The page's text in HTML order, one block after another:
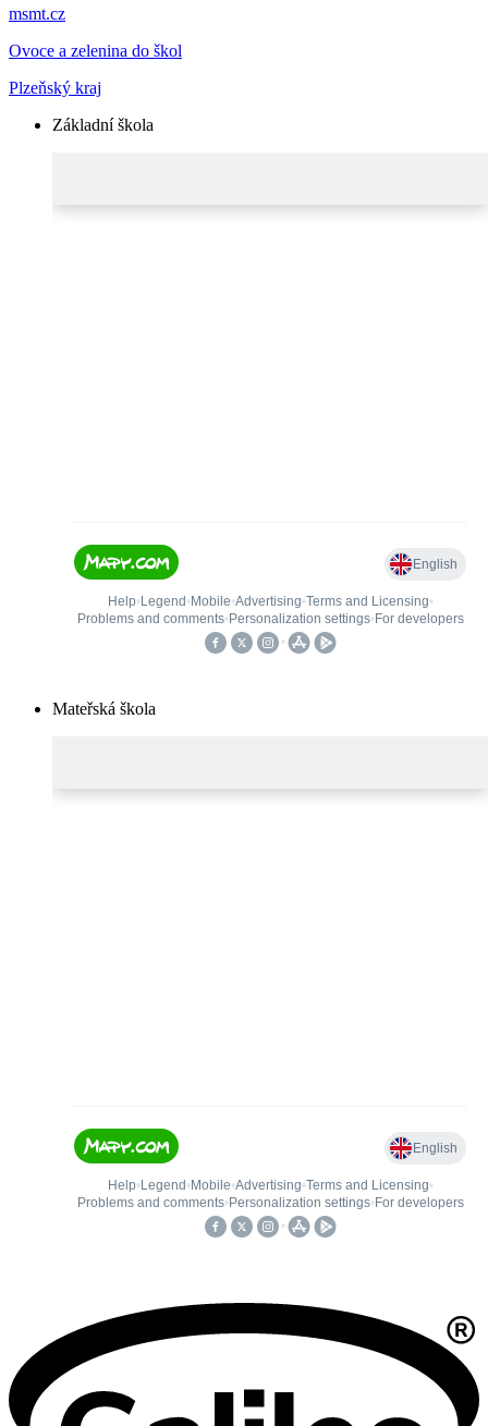
msmt.cz
Ovoce a zelenina do škol
Plzeňský kraj
Základní škola
Mateřská škola